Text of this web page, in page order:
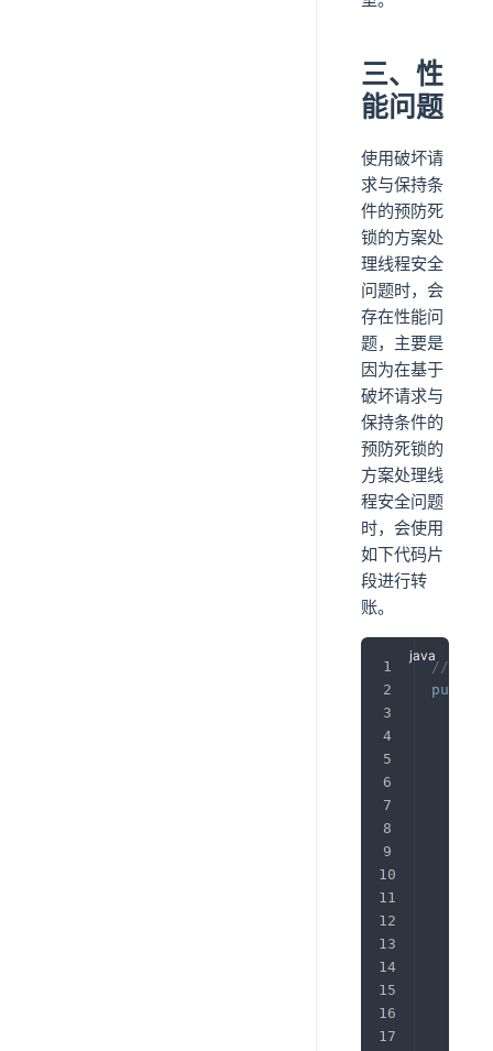
三、性
能问题
使用破坏请
求与保持条
件的预防死
锁的方案处
理线程安全
问题时，会
存在性能问
题，主要是
因为在基于
破坏请求与
保持条件的
预防死锁的
方案处理线
程安全问题
时，会使用
如下代码片
段进行转
账。
//转账操
public